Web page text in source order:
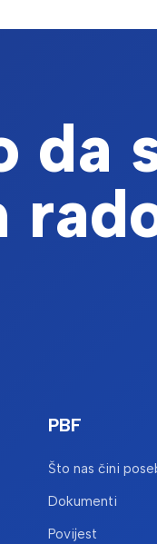
da
PBF
Što nas čini
Dokumenti
Povijest